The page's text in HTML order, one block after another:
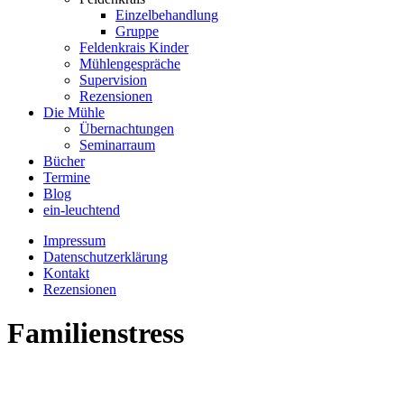
Einzelbehandlung
Gruppe
Feldenkrais Kinder
Mühlengespräche
Supervision
Rezensionen
Die Mühle
Übernachtungen
Seminarraum
Bücher
Termine
Blog
ein-leuchtend
Impressum
Datenschutzerklärung
Kontakt
Rezensionen
Familienstress